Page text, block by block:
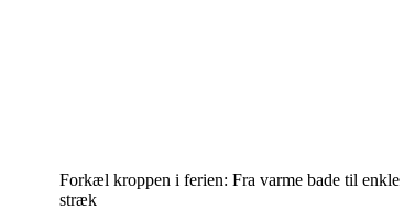
Forkæl kroppen i ferien: Fra varme bade til enkle
stræk